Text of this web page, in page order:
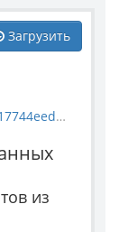
Загрузить
download/mineral_22448.jpg
из